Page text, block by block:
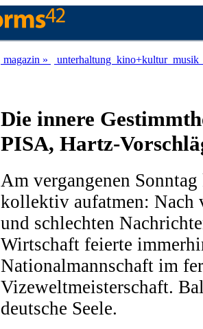
magazin » unterhaltung kino+kultur musik
Die innere
PISA, Hartz-
Am vergangenen
kollektiv aufatmen: Nach
und schlechten
Wirtschaft feierte
Nationalmannschaft im
Vizeweltmeisterschaft.
deutsche Seele.